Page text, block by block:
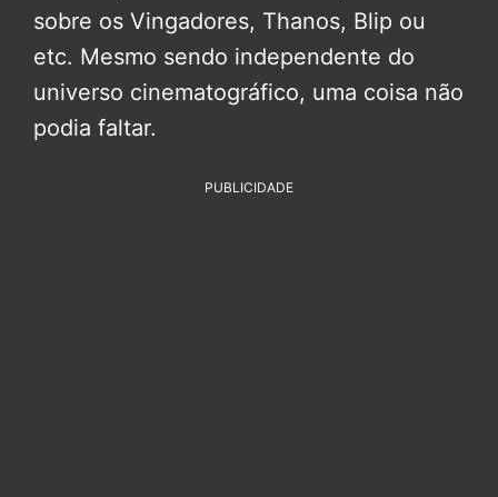
sobre os Vingadores, Thanos, Blip ou
etc. Mesmo sendo independente do
universo cinematográfico, uma coisa não
podia faltar.
PUBLICIDADE